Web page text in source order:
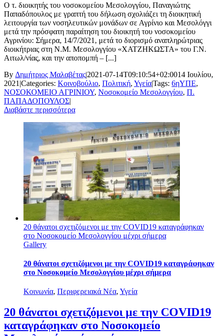
Ο τ. διοικητής του νοσοκομείου Μεσολογγίου, Παναγιώτης
Παπαδόπουλος με γραπτή του δήλωση σχολιάζει τη διοικητική
λειτουργία των νοσηλευτικών μονάδων σε Αγρίνιο και Μεσολόγγι
μετά την πρόσφατη παραίτηση του διοικητή του νοσοκομείου
Αγρινίου: Σήμερα, 14/7/2021, μετά το διορισμό αναπληρώτριας
διοικήτριας στη Ν.Μ. Μεσολογγίου «ΧΑΤΖΗΚΩΣΤΑ» του Γ.Ν.
Αιτωλ/νίας, και την αποπομπή – [...]
By Δημήτριος Μαλαβέτας|2021-07-14T09:10:54+02:0014 Ιουλίου,
2021 |Categories: Κοινοβούλιο, Πολιτική, Υγεία|Tags: 6ηΥΠΕ,
ΝΟΣΟΚΟΜΕΙΟ ΑΓΡΙΝΙΟΥ, Νοσοκομείο Μεσολογγίου, Π.
ΠΑΠΑΔΟΠΟΥΛΟΣ|
Διαβάστε περισσότερα
20 θάνατοι σχετιζόμενοι με την COVID19 καταγράφηκαν
στο Νοσοκομείο Μεσολογγίου μέχρι σήμερα
Gallery
20 θάνατοι σχετιζόμενοι με την COVID19 καταγράφηκαν
στο Νοσοκομείο Μεσολογγίου μέχρι σήμερα
Κοινωνία, Περιφερειακά Νέα, Υγεία
20 θάνατοι σχετιζόμενοι με την COVID19
καταγράφηκαν στο Νοσοκομείο